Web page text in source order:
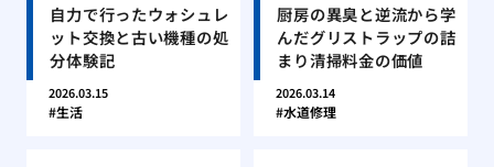
自力で行ったウォシュレ
ット交換と古い機種の処
分体験記
2026.03.15
生活
厨房の異臭と逆流から学
んだグリストラップの詰
まり清掃料金の価値
2026.03.14
水道修理